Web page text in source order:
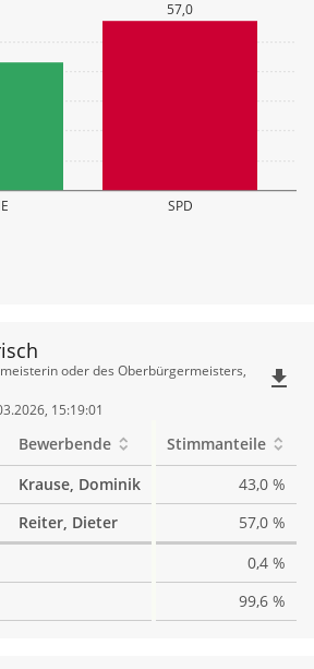
SPD
57,0
oder des Oberbürgermeisters,
15:19:01
file_download
Bewerbende
Stimmanteile
Krause, Dominik
43,0 %
Reiter, Dieter
57,0 %
0,4 %
99,6 %